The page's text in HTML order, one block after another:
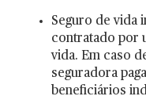
Seguro de vida
contratado por
vida. Em caso
seguradora
beneficiários